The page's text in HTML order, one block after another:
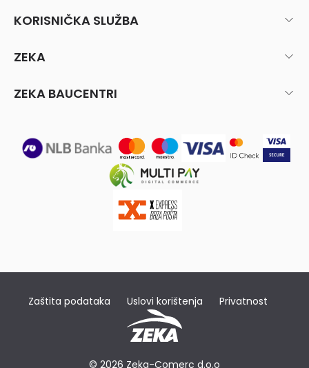
KORISNIČKA SLUŽBA
ZEKA
ZEKA BAUCENTRI
Zaštita podataka Uslovi korištenja Privatnost
© 2026 Zeka-Comerc d.o.o